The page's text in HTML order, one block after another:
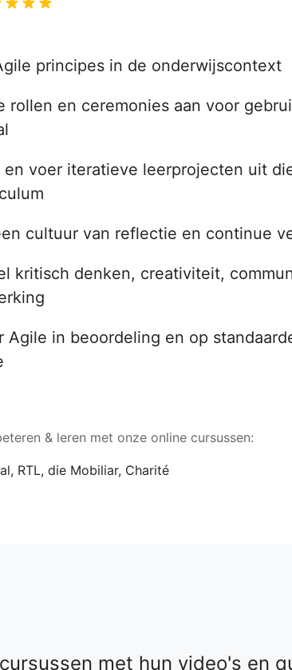
principes in de onderwijscontext
rollen en ceremonies aan voor
en voer iteratieve leerprojecten uit
cultuur van reflectie en continue
kritisch denken, creativiteit,
Agile in beoordeling en op
& leren met onze online cursussen:
met hun video's en